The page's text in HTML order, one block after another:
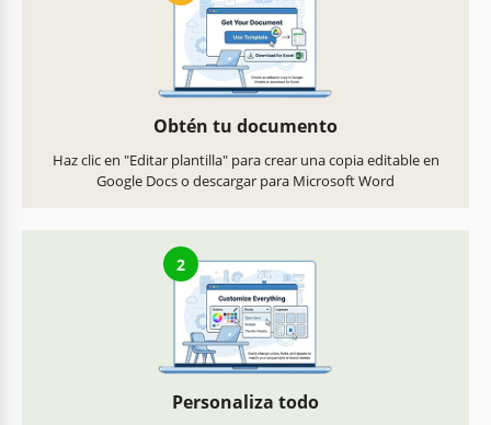
Obtén tu documento
Haz clic en "Editar plantilla" para crear una copia editable en
Google Docs o descargar para Microsoft Word
2
Personaliza todo